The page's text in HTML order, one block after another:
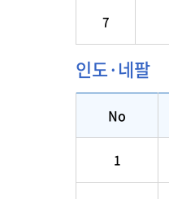
7
인도·네팔
No
1